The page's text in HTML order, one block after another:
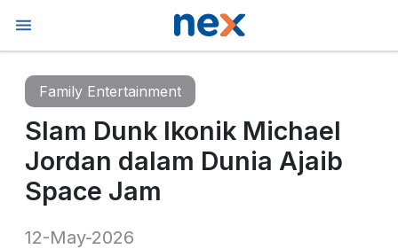
Family Entertainment
Slam Dunk Ikonik Michael
Jordan dalam Dunia Ajaib
Space Jam
12-May-2026